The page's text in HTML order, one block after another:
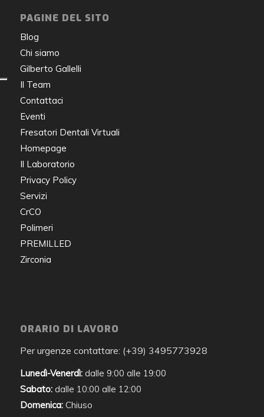
PAGINE DEL SITO
Blog
Chi siamo
Gilberto Gallelli
Il Team
Contattaci
Eventi
Fresatori Dentali Virtuali
Homepage
Il Laboratorio
Privacy Policy
Servizi
CrCO
Polimeri
PREMILLED
Zirconia
ORARIO DI LAVORO
Per urgenze contattare: (+39) 3495773928
Lunedì-Venerdì: dalle 9:00 alle 19:00
Sabato: dalle 10:00 alle 12:00
Domenica: Chiuso